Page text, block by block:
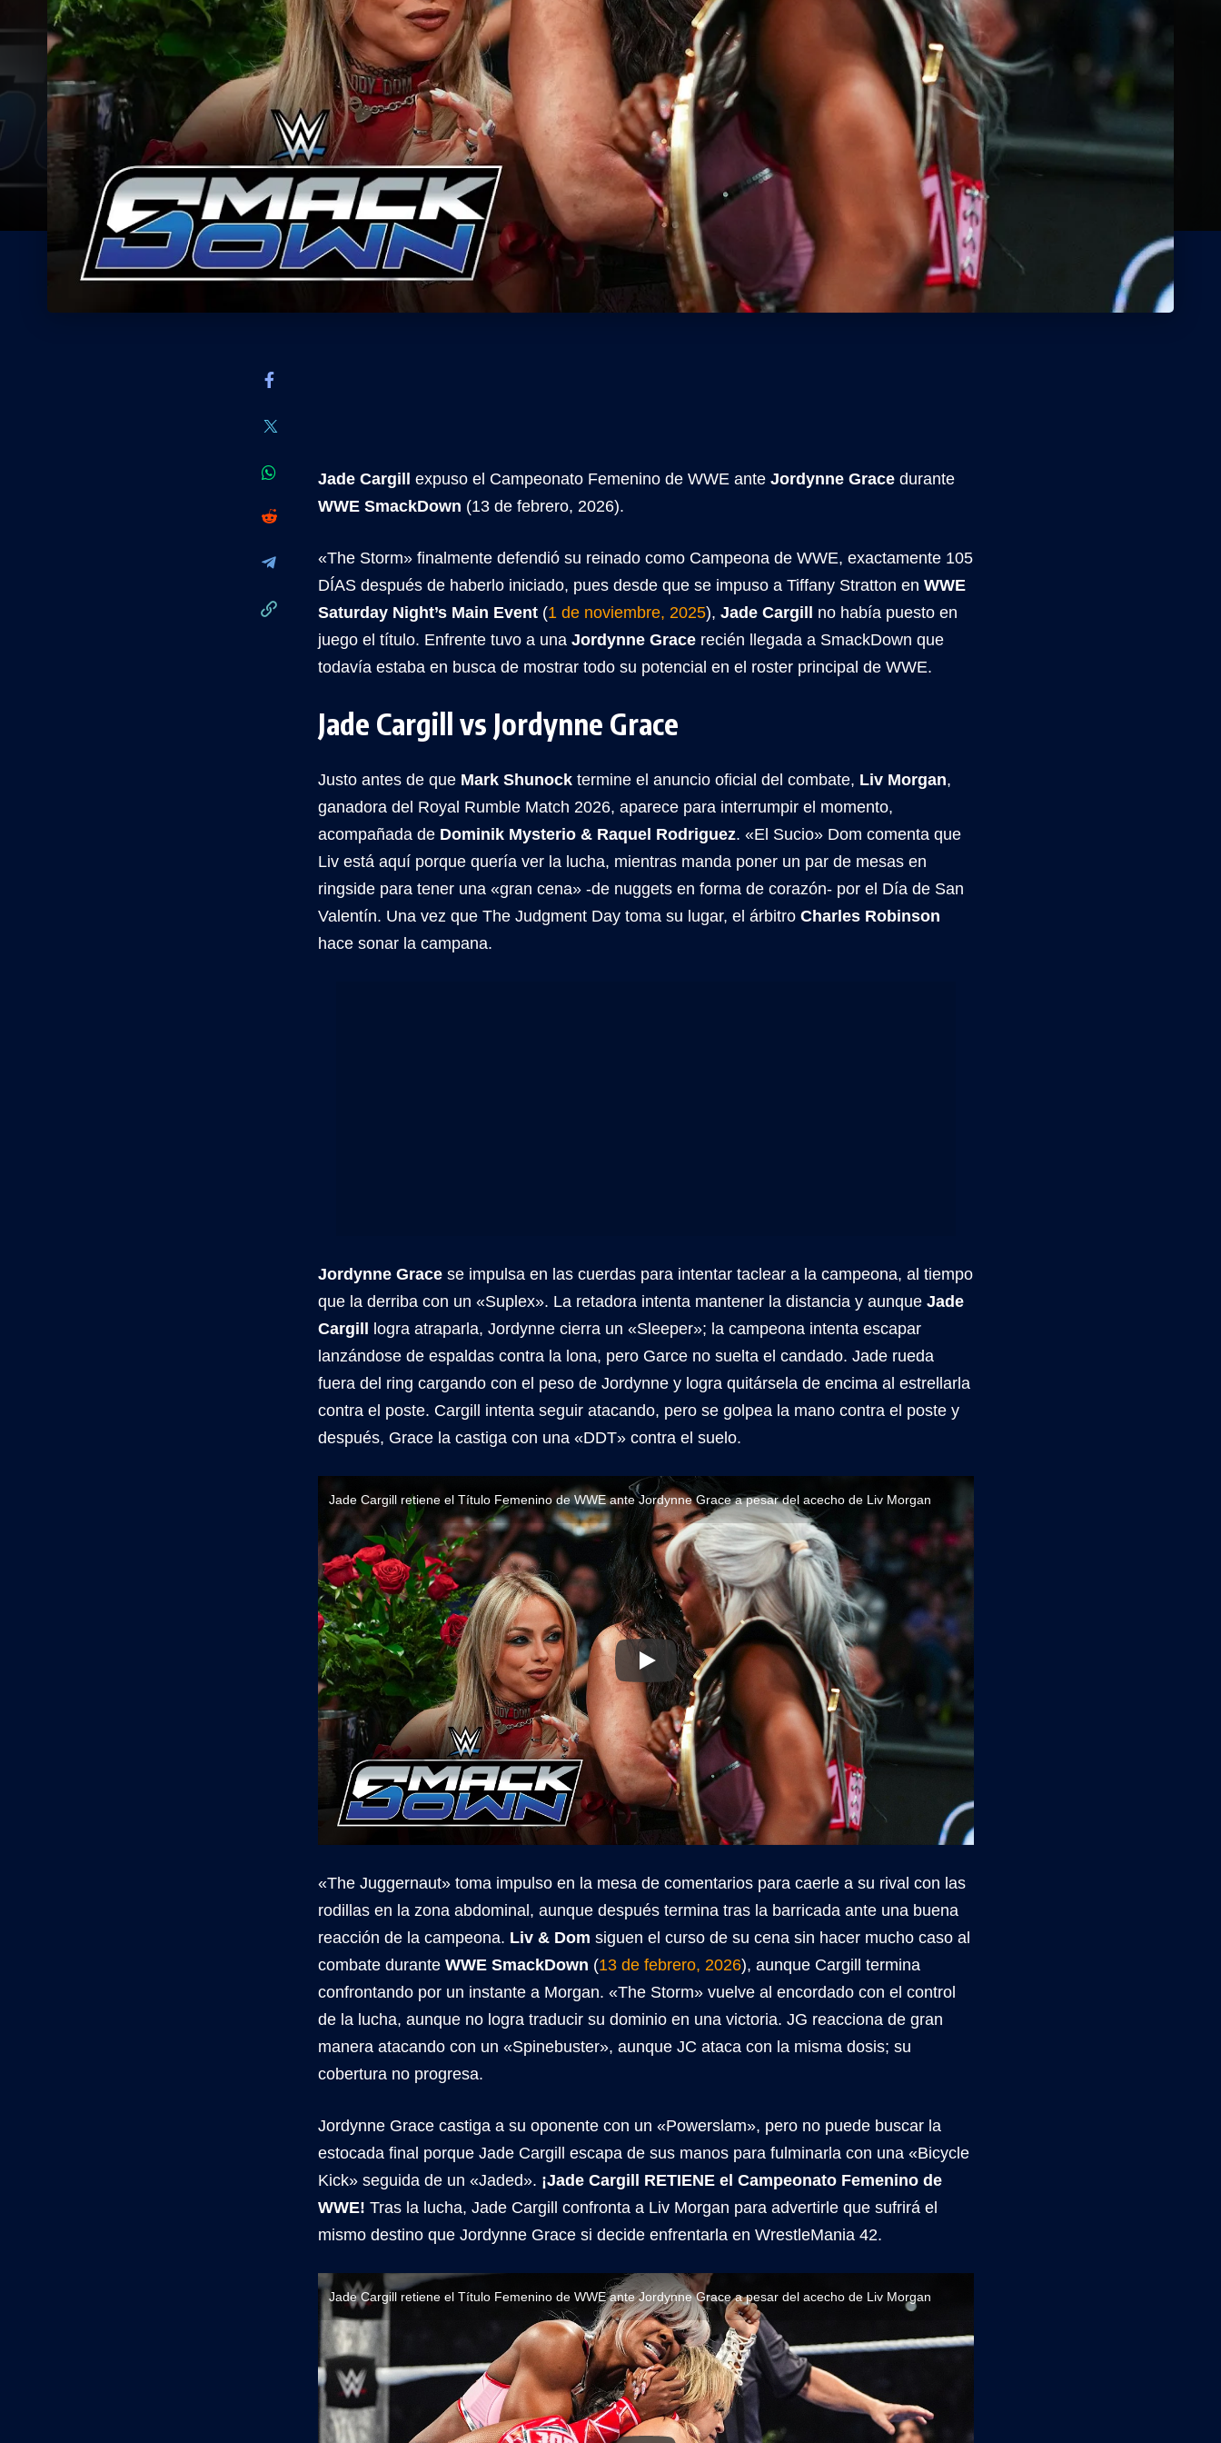
Jade Cargill expuso el Campeonato Femenino de WWE ante Jordynne Grace durante
WWE SmackDown (13 de febrero, 2026).
«The Storm» finalmente defendió su reinado como Campeona de WWE, exactamente 105
DÍAS después de haberlo iniciado, pues desde que se impuso a Tiffany Stratton en WWE
Saturday Night’s Main Event (1 de noviembre, 2025), Jade Cargill no había puesto en
juego el título. Enfrente tuvo a una Jordynne Grace recién llegada a SmackDown que
todavía estaba en busca de mostrar todo su potencial en el roster principal de WWE.
Jade Cargill vs Jordynne Grace
Justo antes de que Mark Shunock termine el anuncio oficial del combate, Liv Morgan,
ganadora del Royal Rumble Match 2026, aparece para interrumpir el momento,
acompañada de Dominik Mysterio & Raquel Rodriguez. «El Sucio» Dom comenta que
Liv está aquí porque quería ver la lucha, mientras manda poner un par de mesas en
ringside para tener una «gran cena» -de nuggets en forma de corazón- por el Día de San
Valentín. Una vez que The Judgment Day toma su lugar, el árbitro Charles Robinson
hace sonar la campana.
Jordynne Grace se impulsa en las cuerdas para intentar taclear a la campeona, al tiempo
que la derriba con un «Suplex». La retadora intenta mantener la distancia y aunque Jade
Cargill logra atraparla, Jordynne cierra un «Sleeper»; la campeona intenta escapar
lanzándose de espaldas contra la lona, pero Garce no suelta el candado. Jade rueda
fuera del ring cargando con el peso de Jordynne y logra quitársela de encima al estrellarla
contra el poste. Cargill intenta seguir atacando, pero se golpea la mano contra el poste y
después, Grace la castiga con una «DDT» contra el suelo.
Jade Cargill retiene el Título Femenino de WWE ante Jordynne Grace a pesar del acecho de Liv Morgan
«The Juggernaut» toma impulso en la mesa de comentarios para caerle a su rival con las
rodillas en la zona abdominal, aunque después termina tras la barricada ante una buena
reacción de la campeona. Liv & Dom siguen el curso de su cena sin hacer mucho caso al
combate durante WWE SmackDown (13 de febrero, 2026), aunque Cargill termina
confrontando por un instante a Morgan. «The Storm» vuelve al encordado con el control
de la lucha, aunque no logra traducir su dominio en una victoria. JG reacciona de gran
manera atacando con un «Spinebuster», aunque JC ataca con la misma dosis; su
cobertura no progresa.
Jordynne Grace castiga a su oponente con un «Powerslam», pero no puede buscar la
estocada final porque Jade Cargill escapa de sus manos para fulminarla con una «Bicycle
Kick» seguida de un «Jaded». ¡Jade Cargill RETIENE el Campeonato Femenino de
WWE! Tras la lucha, Jade Cargill confronta a Liv Morgan para advertirle que sufrirá el
mismo destino que Jordynne Grace si decide enfrentarla en WrestleMania 42.
Jade Cargill retiene el Título Femenino de WWE ante Jordynne Grace a pesar del acecho de Liv Morgan